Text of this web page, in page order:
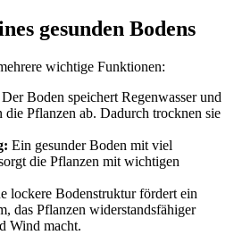
gesunden Bodens
wichtige Funktionen:
Der Boden speichert Regenwasser und
die Pflanzen ab. Dadurch trocknen sie
Ein gesunder Boden mit viel
die Pflanzen mit wichtigen
lockere Bodenstruktur fördert ein
das Pflanzen widerstandsfähiger
Wind macht.